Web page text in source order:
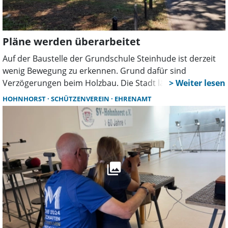
Großenheidorn erworben werden.
Pläne werden überarbeitet
Auf der Baustelle der Grundschule Steinhude ist derzeit
wenig Bewegung zu erkennen. Grund dafür sind
Verzögerungen beim Holzbau. Die Stadt lässt aktuell
Montage- und Ablaufpläne überarbeiten. Ob sich daraus
Folgen für den Zeitplan des ersten Bauabschnitts
ergeben, ist noch offen.
HOHNHORST SCHÜTZENVEREIN EHRENAMT